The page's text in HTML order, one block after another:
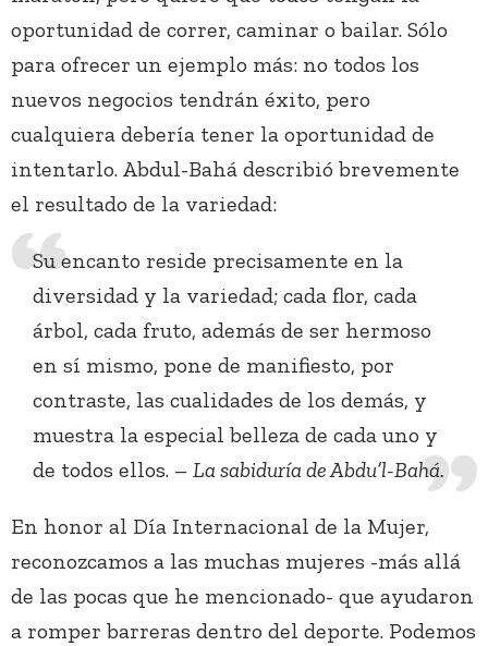
oportunidad de correr, caminar o bailar. Sólo
para ofrecer un ejemplo más: no todos los
nuevos negocios tendrán éxito, pero
cualquiera debería tener la oportunidad de
intentarlo. Abdul-Bahá describió brevemente
el resultado de la variedad:
Su encanto reside precisamente en la
diversidad y la variedad; cada flor, cada
árbol, cada fruto, además de ser hermoso
en sí mismo, pone de manifiesto, por
contraste, las cualidades de los demás, y
muestra la especial belleza de cada uno y
de todos ellos. – La sabiduría de Abdu’l-Bahá.
En honor al Día Internacional de la Mujer,
reconozcamos a las muchas mujeres -más allá
de las pocas que he mencionado- que ayudaron
a romper barreras dentro del deporte. Podemos